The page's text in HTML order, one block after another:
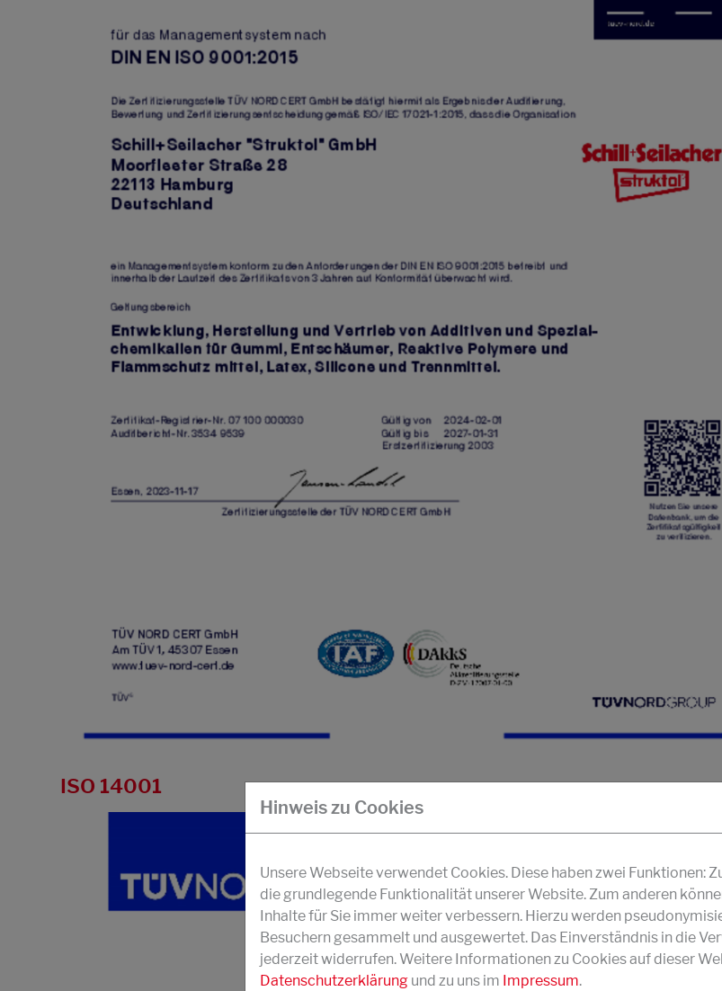
ISO 14001
Hinweis zu Cookies
Unsere Webseite verwendet Cookies. Diese haben zwei Funktionen:
die grundlegende Funktionalität unserer Website. Zum anderen
Inhalte für Sie immer weiter verbessern. Hierzu werden
Besuchern gesammelt und ausgewertet. Das Einverständnis in die
jederzeit widerrufen. Weitere Informationen zu Cookies auf dieser
Datenschutzerklärung und zu uns im Impressum.